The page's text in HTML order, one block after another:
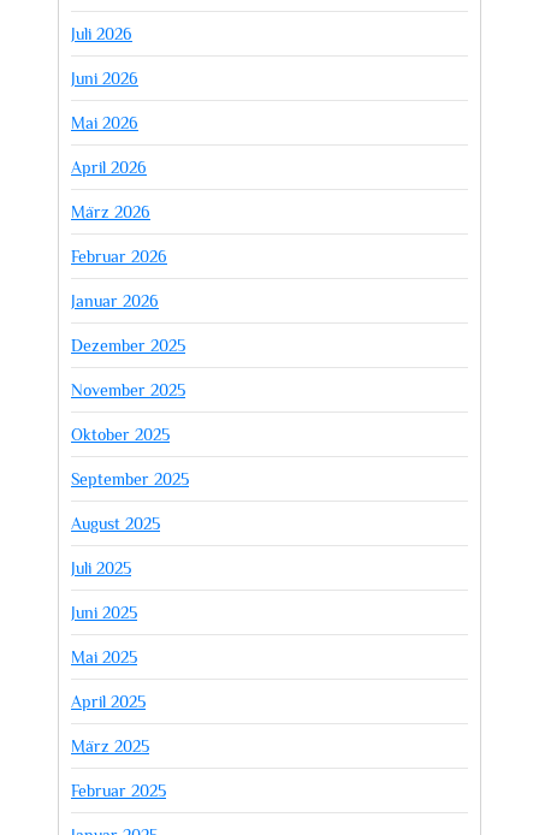
Juli 2026
Juni 2026
Mai 2026
April 2026
März 2026
Februar 2026
Januar 2026
Dezember 2025
November 2025
Oktober 2025
September 2025
August 2025
Juli 2025
Juni 2025
Mai 2025
April 2025
März 2025
Februar 2025